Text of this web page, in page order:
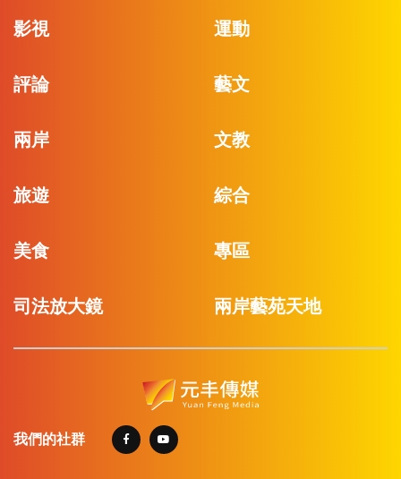
影視 運動
評論 藝文
兩岸 文教
旅遊 綜合
美食 專區
司法放大鏡 兩岸藝苑天地
我們的社群